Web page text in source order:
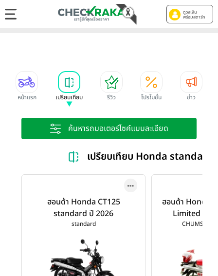
ดูวงเงิน
พร้อมสตาร์ท
หน้าแรก เปรียบเทียบ รีวิว โปรโมชั่น ข่าว
ค้นหารถมอเตอร์ไซค์แบบละเอียด
เปรียบเทียบ Honda
ฮอนด้า Honda CT125
standard ปี 2026
standard
ฮอนด้า Honda
Limited
CHUMS